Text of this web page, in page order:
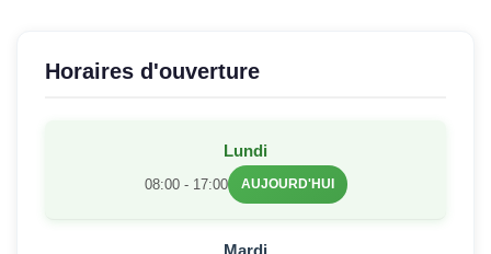
Horaires d'ouverture
Lundi
08:00 - 17:00 AUJOURD'HUI